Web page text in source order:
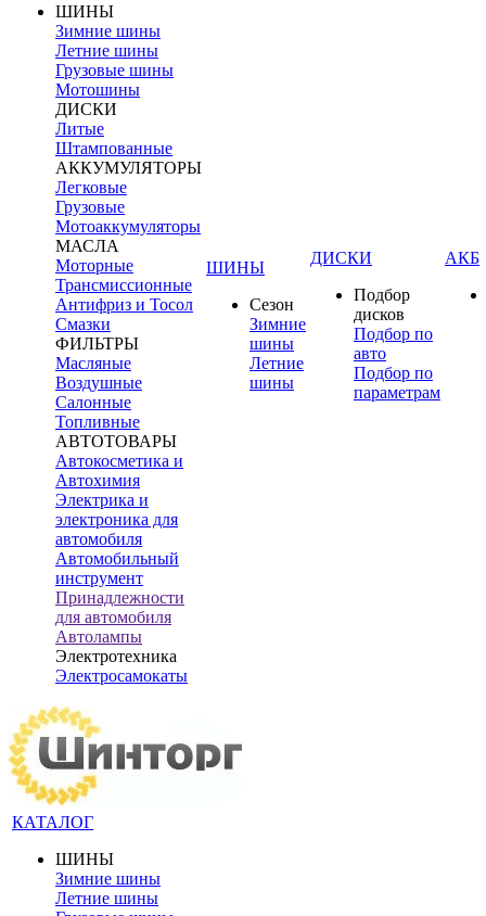
ШИНЫ
Зимние шины
Летние шины
Грузовые шины
Мотошины
ДИСКИ
Литые
Штампованные
АККУМУЛЯТОРЫ
Легковые
Грузовые
Мотоаккумуляторы
МАСЛА
Моторные
Трансмиссионные
Антифриз и Тосол
Смазки
ФИЛЬТРЫ
Масляные
Воздушные
Салонные
Топливные
АВТОТОВАРЫ
Автокосметика и
Автохимия
Электрика и
электроника для
автомобиля
Автомобильный
инструмент
Принадлежности
для автомобиля
Автолампы
Электротехника
Электросамокаты
ШИНЫ
Сезон
Зимние
шины
Летние
шины
ДИСКИ
Подбор
дисков
Подбор по
авто
Подбор по
параметрам
АКБ
КАТАЛОГ
ШИНЫ
Зимние шины
Летние шины